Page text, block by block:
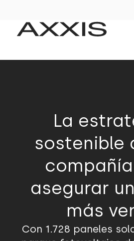
La
sostenible
asegurar
más
Con 1.728 paneles